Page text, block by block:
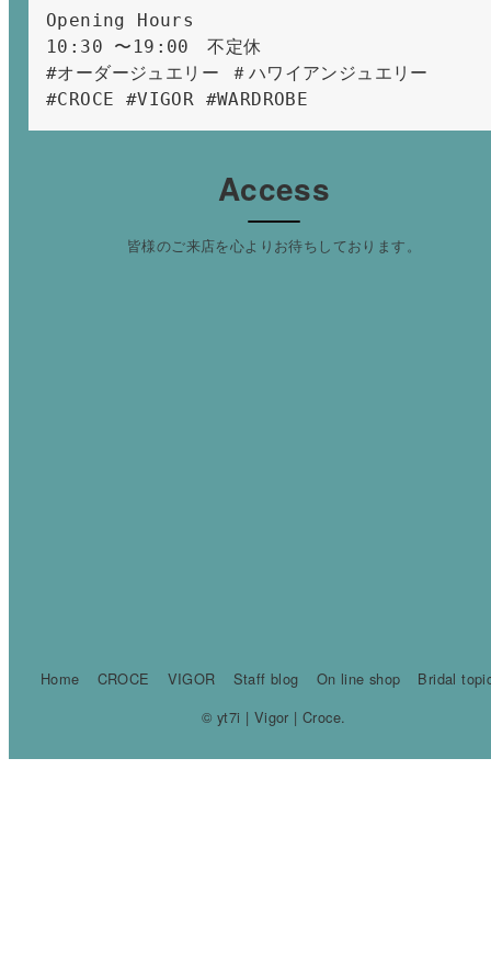
Opening Hours
10:30 〜19:00　不定休
#オーダージュエリー ＃ハワイアンジュエリー
#CROCE #VIGOR #WARDROBE
Access
皆様のご来店を心よりお待ちしております。
Home CROCE VIGOR Staff blog On line shop
Bridal
© yt7i | Vigor | Croce.